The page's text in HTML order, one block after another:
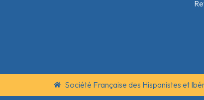
Société Française des Hispanistes et